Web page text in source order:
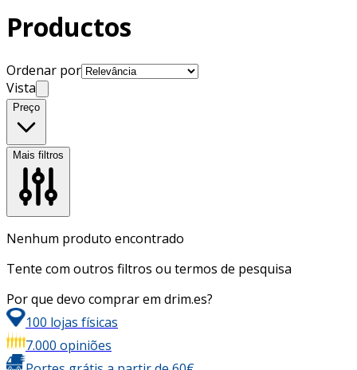
Productos
Ordenar por
Vista
Preço
Mais filtros
Nenhum produto encontrado
Tente com outros filtros ou termos de pesquisa
Por que devo comprar em drim.es?
100 lojas físicas
7.000 opiniões